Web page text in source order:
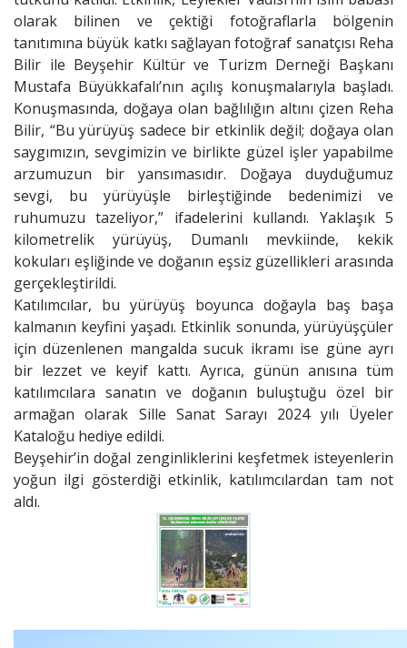
olarak bilinen ve çektiği fotoğraflarla bölgenin
tanıtımına büyük katkı sağlayan fotoğraf sanatçısı Reha
Bilir ile Beyşehir Kültür ve Turizm Derneği Başkanı
Mustafa Büyükkafalı’nın açılış konuşmalarıyla başladı.
Konuşmasında, doğaya olan bağlılığın altını çizen Reha
Bilir, “Bu yürüyüş sadece bir etkinlik değil; doğaya olan
saygımızın, sevgimizin ve birlikte güzel işler yapabilme
arzumuzun bir yansımasıdır. Doğaya duyduğumuz
sevgi, bu yürüyüşle birleştiğinde bedenimizi ve
ruhumuzu tazeliyor,” ifadelerini kullandı. Yaklaşık 5
kilometrelik yürüyüş, Dumanlı mevkiinde, kekik
kokuları eşliğinde ve doğanın eşsiz güzellikleri arasında
gerçekleştirildi.
Katılımcılar, bu yürüyüş boyunca doğayla baş başa
kalmanın keyfini yaşadı. Etkinlik sonunda, yürüyüşçüler
için düzenlenen mangalda sucuk ikramı ise güne ayrı
bir lezzet ve keyif kattı. Ayrıca, günün anısına tüm
katılımcılara sanatın ve doğanın buluştuğu özel bir
armağan olarak Sille Sanat Sarayı 2024 yılı Üyeler
Kataloğu hediye edildi.
Beyşehir’in doğal zenginliklerini keşfetmek isteyenlerin
yoğun ilgi gösterdiği etkinlik, katılımcılardan tam not
aldı.